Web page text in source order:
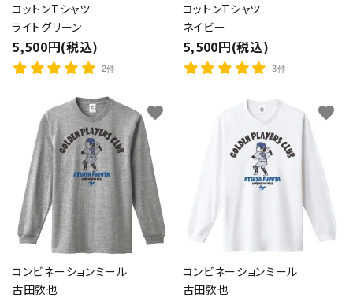
コットンTシャツ
ライトグリーン
5,500円(税込)
2件
コットンTシャツ
ネイビー
5,500円(税込)
3件
コンビネーションミール
古田敦也
favorite
コンビネーションミール
古田敦也
favorite